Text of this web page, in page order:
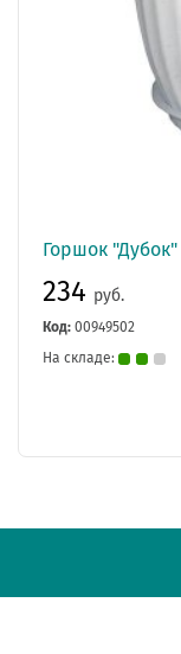
Горшок
234 руб.
Код: 00949502
На складе: